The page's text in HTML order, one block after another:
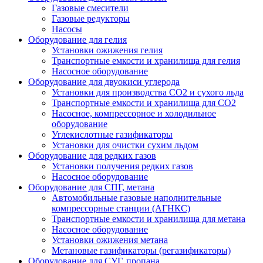
Газовые смесители
Газовые редукторы
Насосы
Оборудование для гелия
Установки ожижения гелия
Транспортные емкости и хранилища для гелия
Насосное оборудование
Оборудование для двуокиси углерода
Установки для производства СО2 и сухого льда
Транспортные емкости и хранилища для CO2
Насосное, компрессорное и холодильное
оборудование
Углекислотные газификаторы
Установки для очистки сухим льдом
Оборудование для редких газов
Установки получения редких газов
Насосное оборудование
Оборудование для СПГ, метана
Автомобильные газовые наполнительные
компрессорные станции (АГНКС)
Транспортные емкости и хранилища для метана
Насосное оборудование
Установки ожижения метана
Метановые газификаторы (регазификаторы)
Оборудование для СУГ, пропана